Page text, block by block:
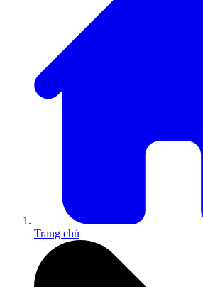
Trang chủ